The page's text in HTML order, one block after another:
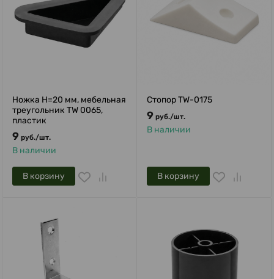
Ножка H=20 мм, мебельная
треугольник TW 0065,
пластик
9 руб./шт.
В наличии
В корзину
Стопор TW-0175
9 руб./шт.
В наличии
В корзину